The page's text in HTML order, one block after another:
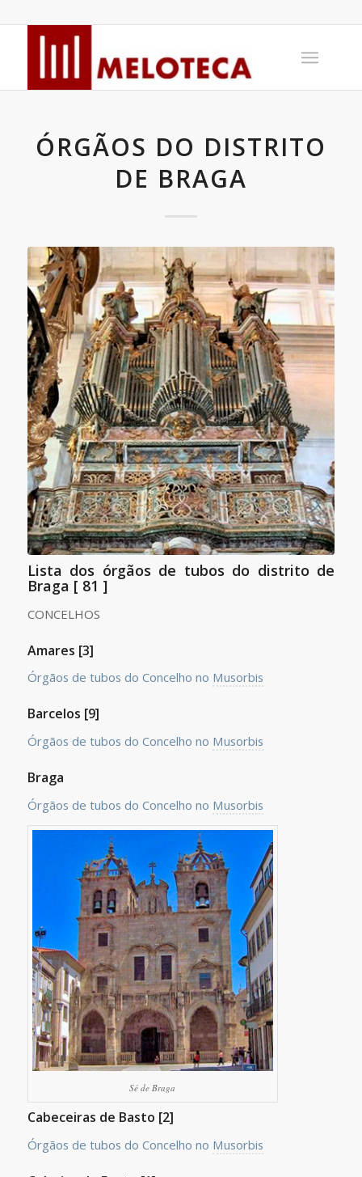
ÓRGÃOS DO DISTRITO
DE BRAGA
Lista dos órgãos de tubos do distrito de
Braga [ 81 ]
CONCELHOS
Amares [3]
Órgãos de tubos do Concelho no Musorbis
Barcelos [9]
Órgãos de tubos do Concelho no Musorbis
Braga
Órgãos de tubos do Concelho no Musorbis
Sé de Braga
Cabeceiras de Basto [2]
Órgãos de tubos do Concelho no Musorbis